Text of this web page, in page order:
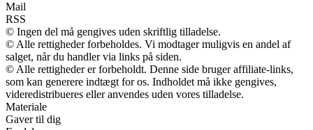
Mail
RSS
© Ingen del må gengives uden skriftlig tilladelse.
© Alle rettigheder forbeholdes. Vi modtager muligvis en andel af
salget, når du handler via links på siden.
© Alle rettigheder er forbeholdt. Denne side bruger affiliate-links,
som kan generere indtægt for os. Indholdet må ikke gengives,
videredistribueres eller anvendes uden vores tilladelse.
Materiale
Gaver til dig